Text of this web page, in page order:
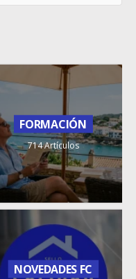
FORMACIÓN
714 Artículos
NOVEDADES FC